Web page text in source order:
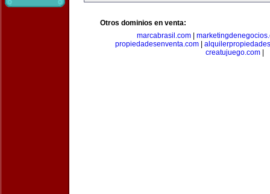
Otros dominios en venta:
marcabrasil.com
propiedadesenventa.com
creatujuego.com|